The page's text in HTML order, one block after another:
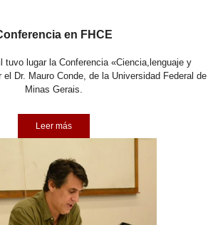
en FHCE
tuvo lugar la Conferencia «Ciencia,lenguaje y
Dr. Mauro Conde, de la Universidad Federal de
Minas Gerais.
Leer más